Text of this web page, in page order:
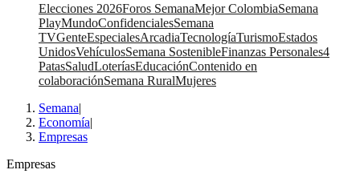
Elecciones 2026Foros SemanaMejor ColombiaSemana
PlayMundoConfidencialesSemana
TVGenteEspecialesArcadiaTecnologíaTurismoEstados
UnidosVehículosSemana SostenibleFinanzas Personales4
PatasSaludLoteríasEducaciónContenido en
colaboraciónSemana RuralMujeres
Semana|
Economía|
Empresas
Empresas